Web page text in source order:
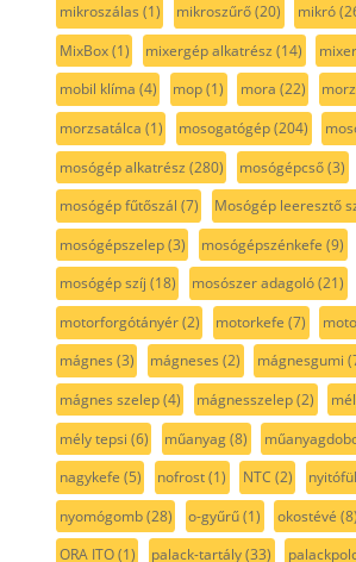
mikroszálas (1) mikroszűrő(20) mikró
MixBox(1) mixergép alkatrész (14)
mobil klíma (4) mop(1) mora (22)
morzsatálca (1) mosogatógép(204)
mosógép alkatrész (280) mosógépcső(3)
mosógép fűtőszál (7) Mosógép leeresztő
mosógépszelep(3) mosógépszénkefe (9)
mosógép szíj (18) mosószer adagoló(21)
motorforgótányér(2) motorkefe (7)
mágnes (3) mágneses (2) mágnesgumi
mágnes szelep(4) mágnesszelep(2)
mély tepsi (6) műanyag(8)
nagykefe (5) nofrost(1) NTC (2) nyitófül
nyomógomb(28) o-gyűrű(1) okostévé (8)
ORA ITO(1) palack-tartály(33)